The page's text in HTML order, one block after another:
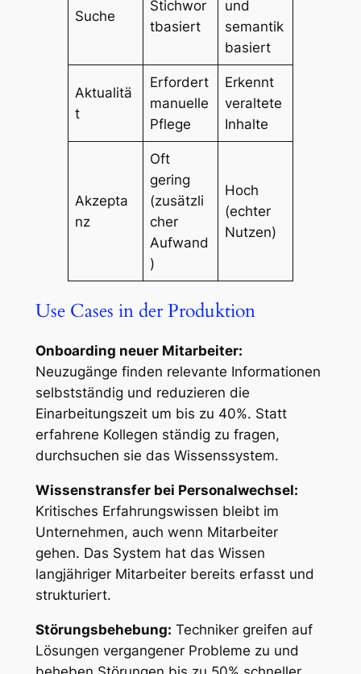
Suche
Stichwor
tbasiert
und
semantik
basiert
Aktualitä
t
Erfordert
manuelle
Pflege
Erkennt
veraltete
Inhalte
Akzepta
nz
Oft
gering
(zusätzli
cher
Aufwand
)
Hoch
(echter
Nutzen)
Use Cases in der Produktion
Onboarding neuer Mitarbeiter:
Neuzugänge finden relevante Informationen
selbstständig und reduzieren die
Einarbeitungszeit um bis zu 40%. Statt
erfahrene Kollegen ständig zu fragen,
durchsuchen sie das Wissenssystem.
Wissenstransfer bei Personalwechsel:
Kritisches Erfahrungswissen bleibt im
Unternehmen, auch wenn Mitarbeiter
gehen. Das System hat das Wissen
langjähriger Mitarbeiter bereits erfasst und
strukturiert.
Störungsbehebung: Techniker greifen auf
Lösungen vergangener Probleme zu und